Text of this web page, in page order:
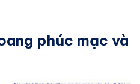
phúc mạc và